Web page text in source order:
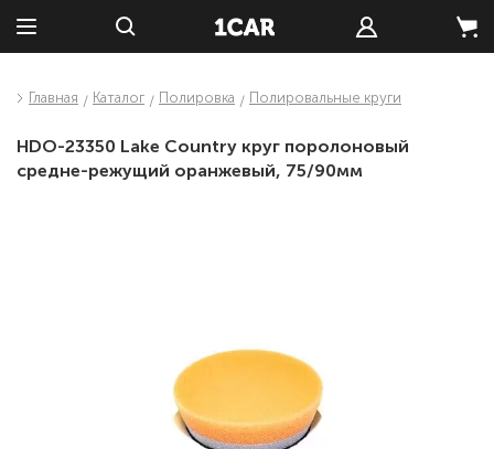
Главная Каталог Полировка Полировальные круги
HDO-23350 Lake Country круг поролоновый
средне-режущий оранжевый, 75/90мм